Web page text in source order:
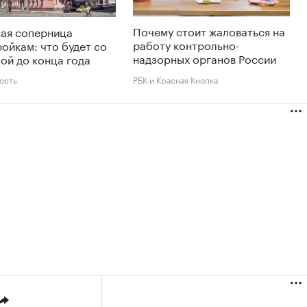
соперница
что будет со
до конца года
Почему стоит жаловаться на
работу контрольно-
надзорных органов России
РБК и Красная Кнопка